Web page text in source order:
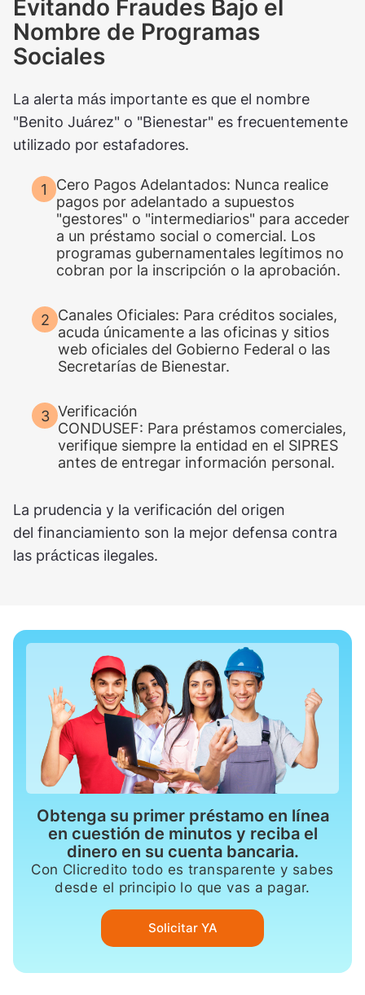
Evitando Fraudes Bajo el
Nombre de Programas
Sociales
La alerta más importante es que el nombre
"Benito Juárez" o "Bienestar" es frecuentemente
utilizado por estafadores.
Cero Pagos Adelantados: Nunca realice
pagos por adelantado a supuestos
"gestores" o "intermediarios" para acceder
a un préstamo social o comercial. Los
programas gubernamentales legítimos no
cobran por la inscripción o la aprobación.
Canales Oficiales: Para créditos sociales,
acuda únicamente a las oficinas y sitios
web oficiales del Gobierno Federal o las
Secretarías de Bienestar.
Verificación
CONDUSEF: Para préstamos comerciales,
verifique siempre la entidad en el SIPRES
antes de entregar información personal.
La prudencia y la verificación del origen
del financiamiento son la mejor defensa contra
las prácticas ilegales.
Obtenga su primer préstamo en línea
en cuestión de minutos y reciba el
dinero en su cuenta bancaria.
Con Clicredito todo es transparente y sabes
desde el principio lo que vas a pagar.
Solicitar YA